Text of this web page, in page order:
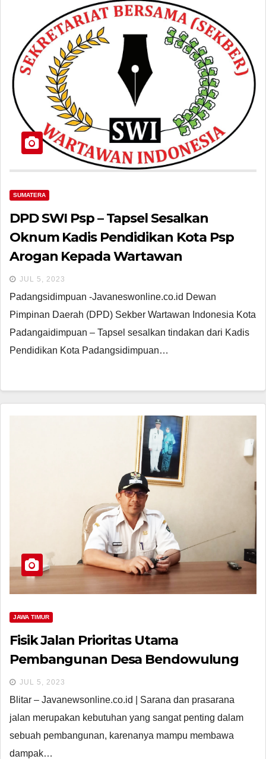
SUMATERA
DPD SWI Psp – Tapsel Sesalkan
Oknum Kadis Pendidikan Kota Psp
Arogan Kepada Wartawan
JUL 5, 2023
Padangsidimpuan -Javaneswonline.co.id Dewan
Pimpinan Daerah (DPD) Sekber Wartawan Indonesia Kota
Padangaidimpuan – Tapsel sesalkan tindakan dari Kadis
Pendidikan Kota Padangsidimpuan…
JAWA TIMUR
Fisik Jalan Prioritas Utama
Pembangunan Desa Bendowulung
JUL 5, 2023
Blitar – Javanewsonline.co.id | Sarana dan prasarana
jalan merupakan kebutuhan yang sangat penting dalam
sebuah pembangunan, karenanya mampu membawa
dampak…